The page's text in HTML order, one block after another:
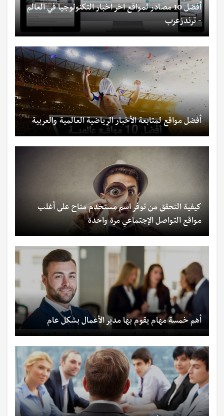
أفضل 10 مصادر لمواقع اخر اخبار التكنولوجيا في العالم
- ترندزعرب
أفضل مواقع لمتابعة الأخبار الرياضية العالمية والعربية
كيفية التحقق من توفر اسم مستخدم متاح على أغلب
مواقع التواصل الإجتماعي مرة واحدة
أهم خمسة مهام يقوم بها مدير الأعمال بشكل عام